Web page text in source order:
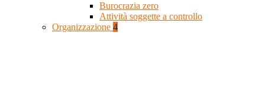
Burocrazia zero
Attività soggette a controllo
Organizzazione 4